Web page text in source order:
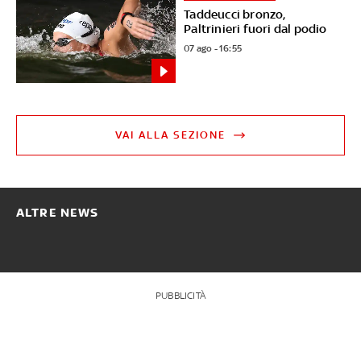
Taddeucci bronzo,
Paltrinieri fuori dal podio
07 ago - 16:55
VAI ALLA SEZIONE
ALTRE NEWS
PUBBLICITÀ